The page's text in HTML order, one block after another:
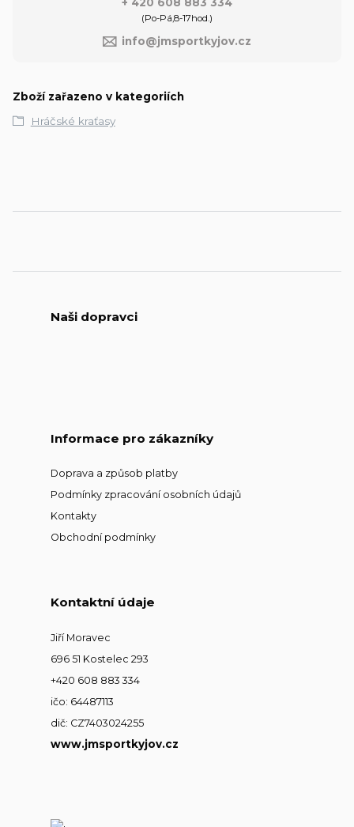
+ 420 608 883 334
(Po-Pá,8-17hod.)
info@jmsportkyjov.cz
Zboží zařazeno v kategoriích
Hráčské kraťasy
Naši dopravci
Informace pro zákazníky
Doprava a způsob platby
Podmínky zpracování osobních údajů
Kontakty
Obchodní podmínky
Kontaktní údaje
Jiří Moravec
696 51 Kostelec 293
+420 608 883 334
ičo: 64487113
dič: CZ7403024255
www.jmsportkyjov.cz